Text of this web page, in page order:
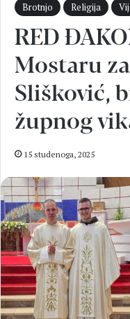
Brotnjo Religija
RED
Mostaru
Slišković,
župnog
15 studenoga, 2025